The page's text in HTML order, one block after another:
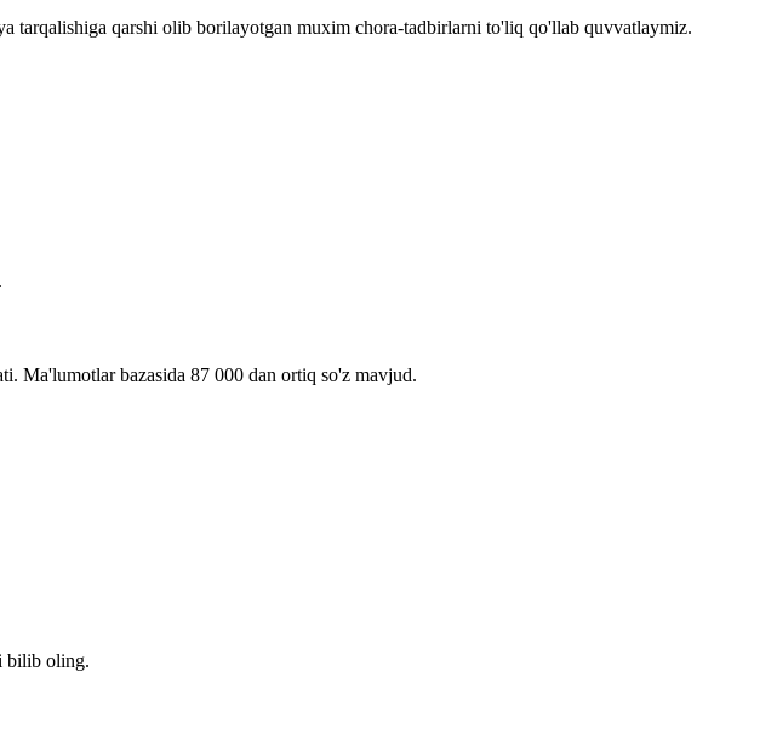
tarqalishiga qarshi olib borilayotgan muxim chora-tadbirlarni to'liq qo'llab quvvatlaymiz.
Ma'lumotlar bazasida 87 000 dan ortiq so'z mavjud.
bilib oling.